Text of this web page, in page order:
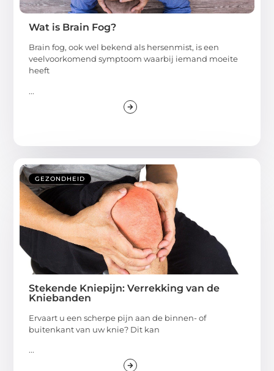
Wat is Brain Fog?
Brain fog, ook wel bekend als hersenmist, is een
veelvoorkomend symptoom waarbij iemand moeite
heeft
...
GEZONDHEID
Stekende Kniepijn: Verrekking van de
Kniebanden
Ervaart u een scherpe pijn aan de binnen- of
buitenkant van uw knie? Dit kan
...